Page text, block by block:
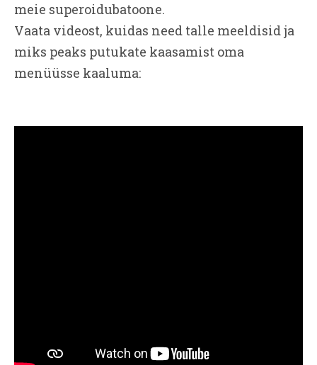
meie superoidubatoone.
Vaata videost, kuidas need talle meeldisid ja
miks peaks putukate kaasamist oma
menüüsse kaaluma: